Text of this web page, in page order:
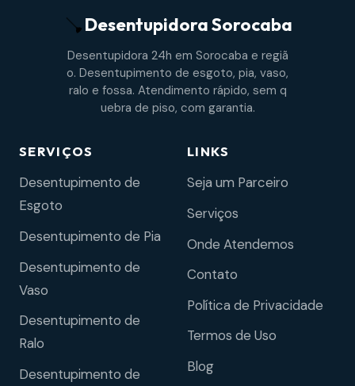
DesentupidoraSorocaba
Desentupidora 24h em Sorocaba e regiã
o. Desentupimento de esgoto, pia, vaso,
ralo e fossa. Atendimento rápido, sem q
uebra de piso, com garantia.
SERVIÇOS
Desentupimento de
Esgoto
Desentupimento de Pia
Desentupimento de
Vaso
Desentupimento de
Ralo
Desentupimento de
LINKS
Seja um Parceiro
Serviços
Onde Atendemos
Contato
Política de Privacidade
Termos de Uso
Blog